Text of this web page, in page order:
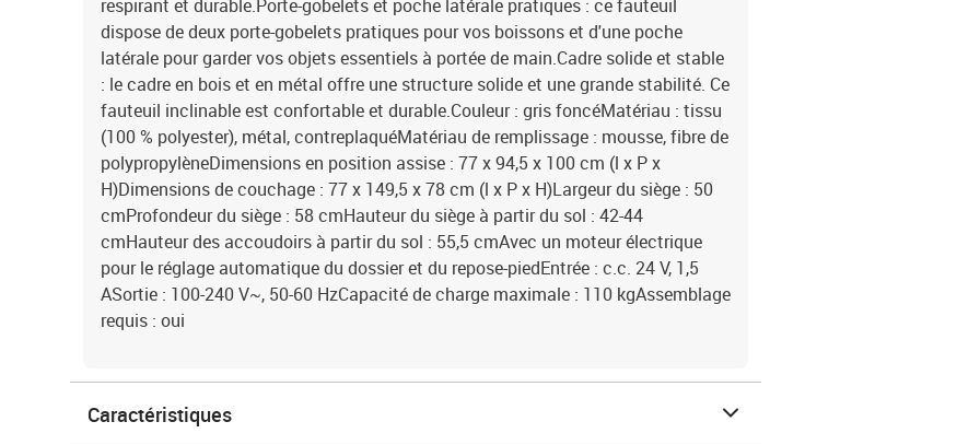
respirant et durable.Porte-gobelets et poche latérale pratiques : ce fauteuil
dispose de deux porte-gobelets pratiques pour vos boissons et d'une poche
latérale pour garder vos objets essentiels à portée de main.Cadre solide et stable
: le cadre en bois et en métal offre une structure solide et une grande stabilité. Ce
fauteuil inclinable est confortable et durable.Couleur : gris foncéMatériau : tissu
(100 % polyester), métal, contreplaquéMatériau de remplissage : mousse, fibre de
polypropylèneDimensions en position assise : 77 x 94,5 x 100 cm (l x P x
H)Dimensions de couchage : 77 x 149,5 x 78 cm (l x P x H)Largeur du siège : 50
cmProfondeur du siège : 58 cmHauteur du siège à partir du sol : 42-44
cmHauteur des accoudoirs à partir du sol : 55,5 cmAvec un moteur électrique
pour le réglage automatique du dossier et du repose-piedEntrée : c.c. 24 V, 1,5
ASortie : 100-240 V~, 50-60 HzCapacité de charge maximale : 110 kgAssemblage
requis : oui
Caractéristiques